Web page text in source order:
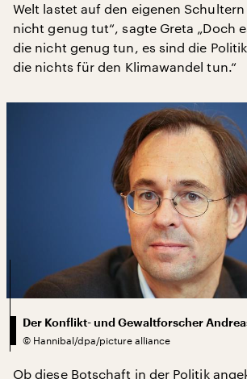
Welt lastet auf den eigenen
nicht genug tut“, sagte Greta „Doch
die nicht genug tun, es sind die
die nichts für den Klimawandel tun.“
Der Konflikt- und Gewaltforscher
© Hannibal/dpa/picture alliance
Ob diese Botschaft in der Politik